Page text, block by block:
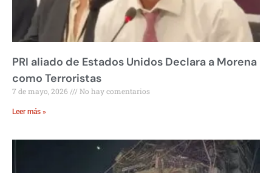
PRI aliado de Estados Unidos Declara a Morena
como Terroristas
7 de mayo, 2026 No hay comentarios
Leer más »